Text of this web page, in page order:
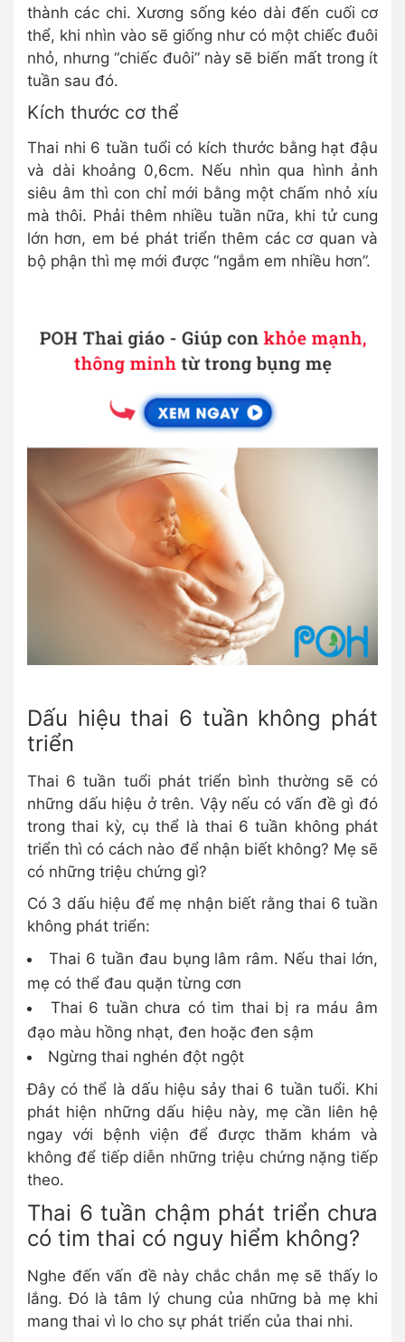
thành các chi. Xương sống kéo dài đến cuối cơ
thể, khi nhìn vào sẽ giống như có một chiếc đuôi
nhỏ, nhưng “chiếc đuôi” này sẽ biến mất trong ít
tuần sau đó.
Kích thước cơ thể
Thai nhi 6 tuần tuổi có kích thước bằng hạt đậu
và dài khoảng 0,6cm. Nếu nhìn qua hình ảnh
siêu âm thì con chỉ mới bằng một chấm nhỏ xíu
mà thôi. Phải thêm nhiều tuần nữa, khi tử cung
lớn hơn, em bé phát triển thêm các cơ quan và
bộ phận thì mẹ mới được “ngắm em nhiều hơn”.
Dấu hiệu thai 6 tuần không phát
triển
Thai 6 tuần tuổi phát triển bình thường sẽ có
những dấu hiệu ở trên. Vậy nếu có vấn đề gì đó
trong thai kỳ, cụ thể là thai 6 tuần không phát
triển thì có cách nào để nhận biết không? Mẹ sẽ
có những triệu chứng gì?
Có 3 dấu hiệu để mẹ nhận biết rằng thai 6 tuần
không phát triển:
Thai 6 tuần đau bụng lâm râm. Nếu thai lớn,
mẹ có thể đau quặn từng cơn
Thai 6 tuần chưa có tim thai bị ra máu âm
đạo màu hồng nhạt, đen hoặc đen sậm
Ngừng thai nghén đột ngột
Đây có thể là dấu hiệu sảy thai 6 tuần tuổi. Khi
phát hiện những dấu hiệu này, mẹ cần liên hệ
ngay với bệnh viện để được thăm khám và
không để tiếp diễn những triệu chứng nặng tiếp
theo.
Thai 6 tuần chậm phát triển chưa
có tim thai có nguy hiểm không?
Nghe đến vấn đề này chắc chắn mẹ sẽ thấy lo
lắng. Đó là tâm lý chung của những bà mẹ khi
mang thai vì lo cho sự phát triển của thai nhi.